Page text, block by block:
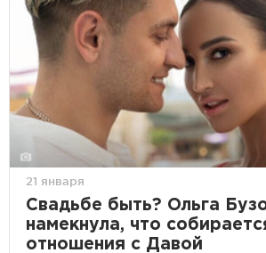
21 января
Свадьбе быть? Ольга
намекнула, что
отношения с Давой